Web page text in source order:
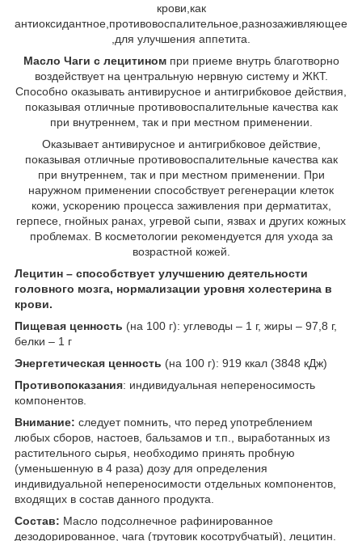
крови,как
антиоксидантное,противовоспалительное,разнозаживляющее
,для улучшения аппетита.
Масло Чаги с лецитиномпри приеме внутрь благотворно
воздействует на центральную нервную систему и ЖКТ.
Способно оказывать антивирусное и антигрибковое действия,
показывая отличные противовоспалительные качества как
при внутреннем, так и при местном применении.
Оказывает антивирусное и антигрибковое действие,
показывая отличные противовоспалительные качества как
при внутреннем, так и при местном применении. При
наружном применении способствует регенерации клеток
кожи, ускорению процесса заживления при дерматитах,
герпесе, гнойных ранах, угревой сыпи, язвах и других кожных
проблемах. В косметологии рекомендуется для ухода за
возрастной кожей.
Лецитин – способствует улучшению деятельности
головного мозга, нормализации уровня холестерина в
крови.
Пищевая ценность (на 100 г): углеводы – 1 г, жиры – 97,8 г,
белки – 1 г
Энергетическая ценность (на 100 г): 919 ккал (3848 кДж)
Противопоказания: индивидуальная непереносимость
компонентов.
Внимание: следует помнить, что перед употреблением
любых сборов, настоев, бальзамов и т.п., выработанных из
растительного сырья, необходимо принять пробную
(уменьшенную в 4 раза) дозу для определения
индивидуальной непереносимости отдельных компонентов,
входящих в состав данного продукта.
Состав: Масло подсолнечное рафинированное
дезодорированное, чага (трутовик косотрубчатый), лецитин.